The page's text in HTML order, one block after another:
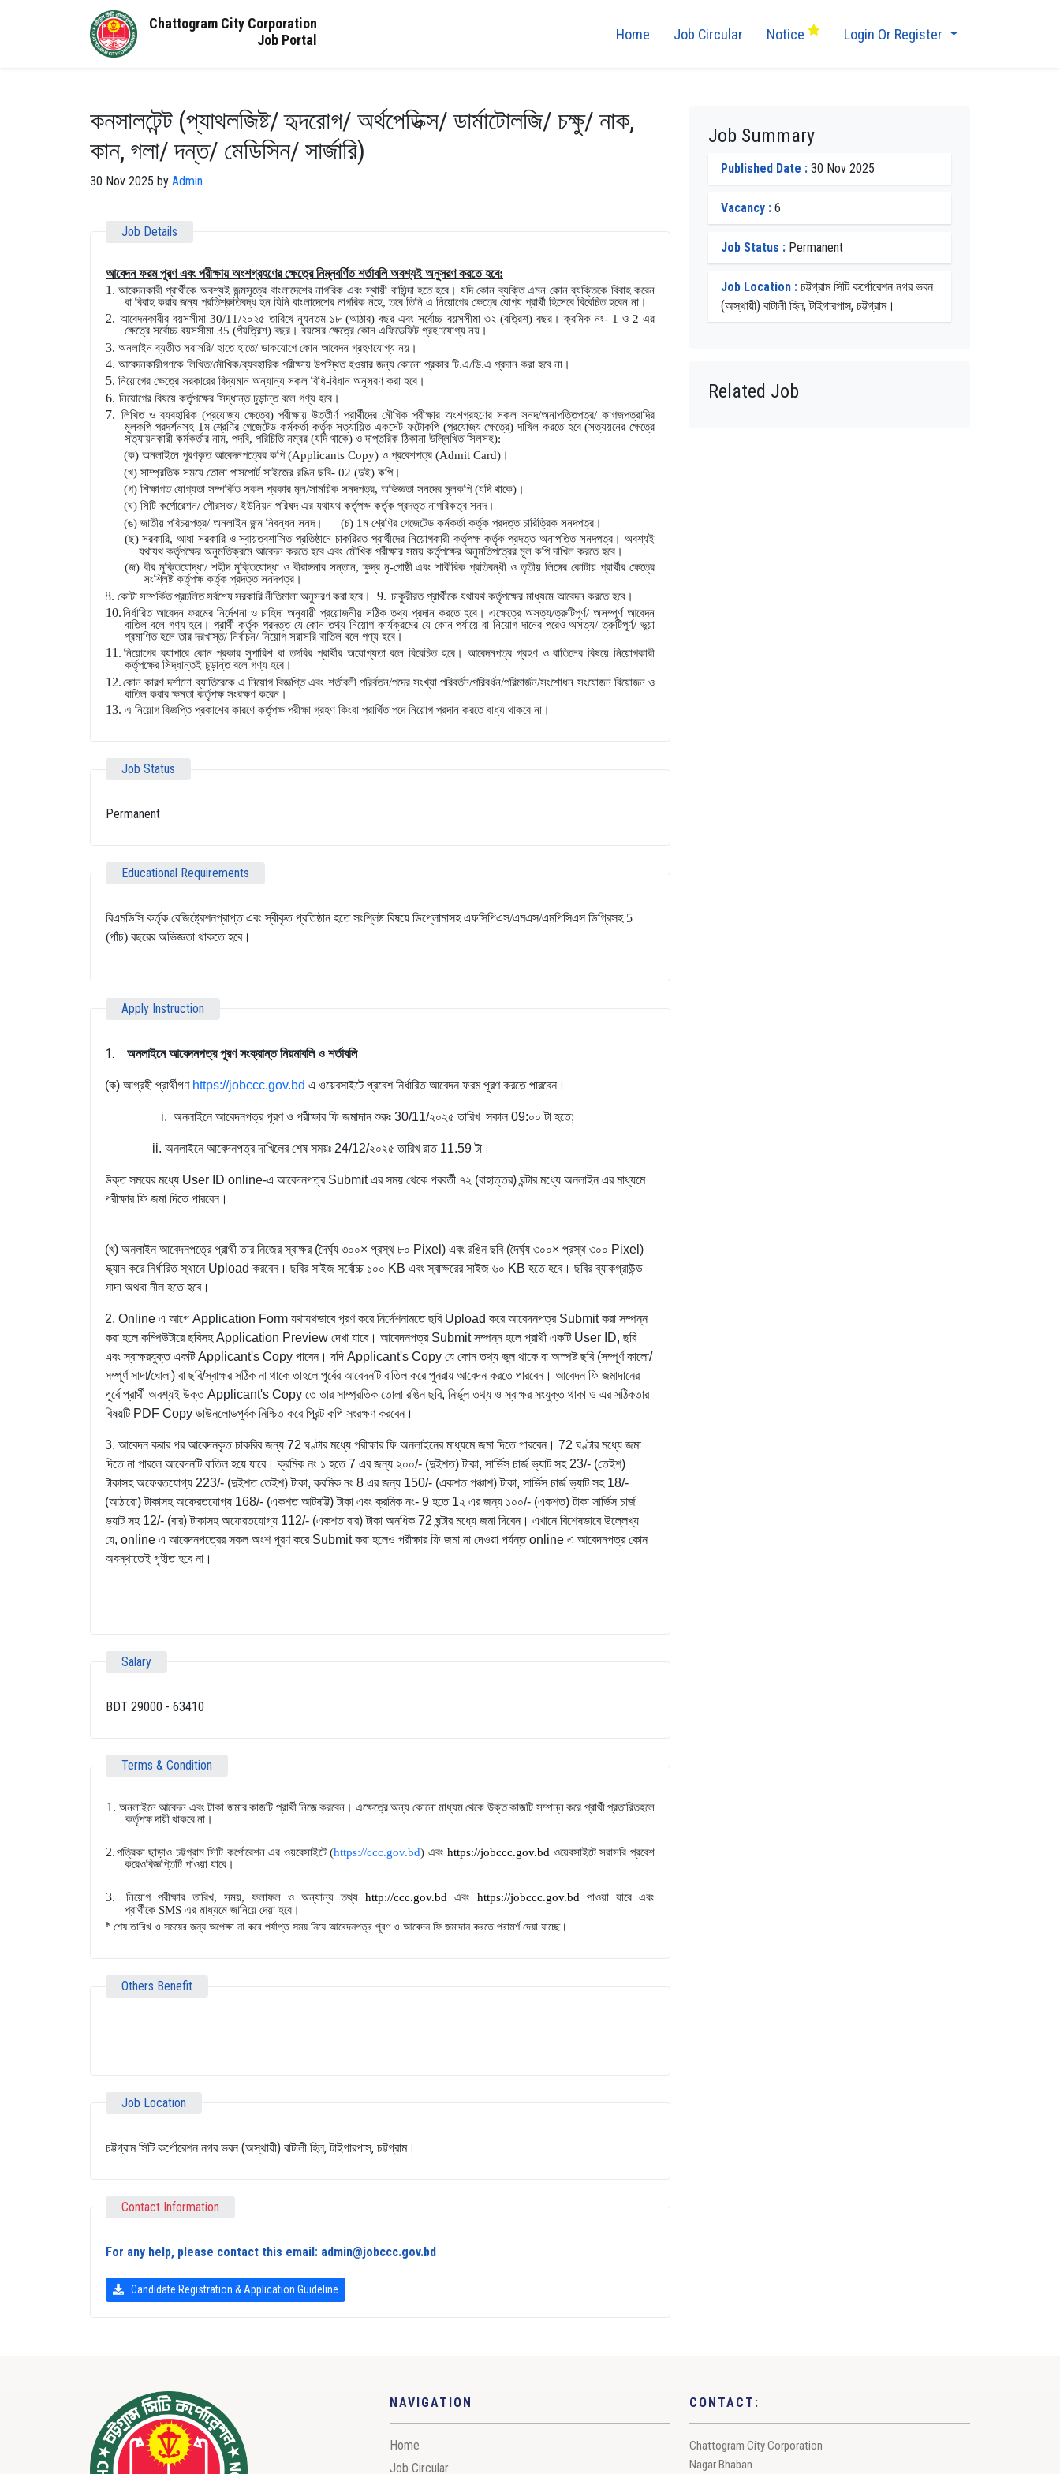
Chattogram City Corporation
Job Portal
Home Job Circular Notice Login Or Register
কনসালটেন্ট (প্যাথলজিষ্ট/ হৃদরোগ/ অর্থপেডিক্স/ ডার্মাটোলজি/ চক্ষু/ নাক,
কান, গলা/ দন্ত/ মেডিসিন/ সার্জারি)
30 Nov 2025 by Admin
Job Details
আবেদন ফরম পূরণ এবং পরীক্ষায় অংশগ্রহণের ক্ষেত্রে নিম্নবর্ণিত শর্তাবলি অবশ্যই অনুসরণ করতে হবে:
1. আবেদনকারী প্রার্থীকে অবশ্যই জন্মসূত্রে বাংলাদেশের নাগরিক এবং স্থায়ী বাসিন্দা হতে হবে। যদি কোন ব্যক্তি এমন কোন ব্যক্তিকে বিবাহ করেন
বা বিবাহ করার জন্য প্রতিশ্রুতিবদ্ধ হন যিনি বাংলাদেশের নাগরিক নহে, তবে তিনি এ নিয়োগের ক্ষেত্রে যোগ্য প্রার্থী হিসেবে বিবেচিত হবেন না।
2. আবেদনকারীর বয়সসীমা 30/11/২০২৫ তারিখে ন্যূনতম ১৮ (আঠার) বছর এবং সর্বোচ্চ বয়সসীমা ৩২ (বত্রিশ) বছর। ক্রমিক নং- 1 ও 2 এর
ক্ষেত্রে সর্বোচ্চ বয়সসীমা 35 (পঁয়ত্রিশ) বছর। বয়সের ক্ষেত্রে কোন এফিডেফিট গ্রহণযোগ্য নয়।
3. অনলাইন ব্যতীত সরাসরি/ হাতে হাতে/ ডাকযোগে কোন আবেদন গ্রহণযোগ্য নয়।
4. আবেদনকারীগণকে লিখিত/মৌখিক/ব্যবহারিক পরীক্ষায় উপস্থিত হওয়ার জন্য কোনো প্রকার টি.এ/ডি.এ প্রদান করা হবে না।
5. নিয়োগের ক্ষেত্রে সরকারের বিদ্যমান অন্যান্য সকল বিধি-বিধান অনুসরণ করা হবে।
6. নিয়োগের বিষয়ে কর্তৃপক্ষের সিদ্ধান্ত চুড়ান্ত বলে গণ্য হবে।
7. লিখিত ও ব্যবহারিক (প্রযোজ্য ক্ষেত্রে) পরীক্ষায় উত্তীর্ণ প্রার্থীদের মৌখিক পরীক্ষার অংশগ্রহণের সকল সনদ/অনাপত্তিপত্র/ কাগজপত্রাদির
মূলকপি প্রদর্শনসহ 1ম শ্রেণির গেজেটেড কর্মকর্তা কর্তৃক সত্যায়িত একসেট ফটোকপি (প্রযোজ্য ক্ষেত্রে) দাখিল করতে হবে (সত্যয়নের ক্ষেত্রে
সত্যায়নকারী কর্মকর্তার নাম, পদবি, পরিচিতি নম্বর (যদি থাকে) ও দাপ্তরিক ঠিকানা উল্লিখিত সিলসহ):
(ক) অনলাইনে পূরণকৃত আবেদনপত্রের কপি (Applicants Copy) ও প্রবেশপত্র (Admit Card)।
(খ) সাম্প্রতিক সময়ে তোলা পাসপোর্ট সাইজের রঙিন ছবি- 02 (দুই) কপি।
(গ) শিক্ষাগত যোগ্যতা সম্পর্কিত সকল প্রকার মূল/সাময়িক সনদপত্র, অভিজ্ঞতা সনদের মূলকপি (যদি থাকে)।
(ঘ) সিটি কর্পোরেশন/ পৌরসভা/ ইউনিয়ন পরিষদ এর যথাযথ কর্তৃপক্ষ কর্তৃক প্রদত্ত নাগরিকত্ব সনদ।
(ঙ) জাতীয় পরিচয়পত্র/ অনলাইন জন্ম নিবন্ধন সনদ।
(চ) 1ম শ্রেণির গেজেটেড কর্মকর্তা কর্তৃক প্রদত্ত চারিত্রিক সনদপত্র।
(ছ) সরকারি, আধা সরকারি ও স্বায়ত্বশাসিত প্রতিষ্ঠানে চাকরিরত প্রার্থীদের নিয়োগকারী কর্তৃপক্ষ কর্তৃক প্রদত্ত অনাপত্তি সনদপত্র। অবশ্যই
যথাযথ কর্তৃপক্ষের অনুমতিক্রমে আবেদন করতে হবে এবং মৌখিক পরীক্ষার সময় কর্তৃপক্ষের অনুমতিপত্রের মূল কপি দাখিল করতে হবে।
(জ) বীর মুক্তিযোদ্ধা/ শহীদ মুক্তিযোদ্ধা ও বীরাঙ্গনার সন্তান, ক্ষুদ্র নৃ-গোষ্ঠী এবং শারীরিক প্রতিবন্ধী ও তৃতীয় লিঙ্গের কোটায় প্রার্থীর ক্ষেত্রে
সংশ্লিষ্ট কর্তৃপক্ষ কর্তৃক প্রদত্ত সনদপত্র।
8. কোটা সম্পর্কিত প্রচলিত সর্বশেষ সরকারি নীতিমালা অনুসরণ করা হবে। 9. চাকুরীরত প্রার্থীকে যথাযথ কর্তৃপক্ষের মাধ্যমে আবেদন করতে হবে।
10.নির্ধারিত আবেদন ফরমের নির্দেশনা ও চাহিদা অনুযায়ী প্রয়োজনীয় সঠিক তথ্য প্রদান করতে হবে। এক্ষেত্রে অসত্য/ত্রুটিপূর্ণ/ অসম্পূর্ণ আবেদন
বাতিল বলে গণ্য হবে। প্রার্থী কর্তৃক প্রদত্ত যে কোন তথ্য নিয়োগ কার্যক্রমের যে কোন পর্যায়ে বা নিয়োগ দানের পরেও অসত্য/ ত্রুটিপূর্ণ/ ভূয়া
প্রমাণিত হলে তার দরখাস্ত/ নির্বাচন/ নিয়োগ সরাসরি বাতিল বলে গণ্য হবে।
11. নিয়োগের ব্যাপারে কোন প্রকার সুপারিশ বা তদবির প্রার্থীর অযোগ্যতা বলে বিবেচিত হবে। আবেদনপত্র গ্রহণ ও বাতিলের বিষয়ে নিয়োগকারী
কর্তৃপক্ষের সিদ্ধান্তই চূড়ান্ত বলে গণ্য হবে।
12.কোন কারণ দর্শানো ব্যাতিরেকে এ নিয়োগ বিজ্ঞপ্তি এবং শর্তাবলী পরির্বতন/পদের সংখ্যা পরিবর্তন/পরিবর্ধন/পরিমার্জন/সংশোধন সংযোজন বিয়োজন ও
বাতিল করার ক্ষমতা কর্তৃপক্ষ সংরক্ষণ করেন।
13. এ নিয়োগ বিজ্ঞপ্তি প্রকাশের কারণে কর্তৃপক্ষ পরীক্ষা গ্রহণ কিংবা প্রার্থিত পদে নিয়োগ প্রদান করতে বাধ্য থাকবে না।
Job Status
Permanent
Educational Requirements
বিএমডিসি কর্তৃক রেজিষ্ট্রেশনপ্রাপ্ত এবং স্বীকৃত প্রতিষ্ঠান হতে সংশ্লিষ্ট বিষয়ে ডিপ্লোমাসহ এফসিপিএস/এমএস/এমপিসিএস ডিগ্রিসহ 5
(পাঁচ) বছরের অভিজ্ঞতা থাকতে হবে।
Apply Instruction
1. অনলাইনে আবেদনপত্র পূরণ সংক্রান্ত নিয়মাবলি ও শর্তাবলি
(ক) আগ্রহী প্রার্থীগণ https://jobccc.gov.bd এ ওয়েবসাইটে প্রবেশ নির্ধারিত আবেদন ফরম পূরণ করতে পারবেন।
i. অনলাইনে আবেদনপত্র পূরণ ও পরীক্ষার ফি জমাদান শুরুঃ 30/11/২০২৫ তারিখ সকাল 09:০০ টা হতে;
ii. অনলাইনে আবেদনপত্র দাখিলের শেষ সময়ঃ 24/12/২০২৫ তারিখ রাত 11.59 টা।
উক্ত সময়ের মধ্যে User ID online-এ আবেদনপত্র Submit এর সময় থেকে পরবর্তী ৭২ (বাহাত্তর) ঘন্টার মধ্যে অনলাইন এর মাধ্যমে
পরীক্ষার ফি জমা দিতে পারবেন।
(খ) অনলাইন আবেদনপত্রে প্রার্থী তার নিজের স্বাক্ষর (দৈর্ঘ্য ৩০০× প্রস্থ ৮০ Pixel) এবং রঙিন ছবি (দৈর্ঘ্য ৩০০× প্রস্থ ৩০০ Pixel)
স্ক্যান করে নির্ধারিত স্থানে Upload করবেন। ছবির সাইজ সর্বোচ্চ ১০০ KB এবং স্বাক্ষরের সাইজ ৬০ KB হতে হবে। ছবির ব্যাকগ্রাউন্ড
সাদা অথবা নীল হতে হবে।
2. Online এ আগে Application Form যথাযথভাবে পূরণ করে নির্দেশনামতে ছবি Upload করে আবেদনপত্র Submit করা সম্পন্ন
করা হলে কম্পিউটারে ছবিসহ Application Preview দেখা যাবে। আবেদনপত্র Submit সম্পন্ন হলে প্রার্থী একটি User ID, ছবি
এবং স্বাক্ষরযুক্ত একটি Applicant's Copy পাবেন। যদি Applicant's Copy যে কোন তথ্য ভুল থাকে বা অস্পষ্ট ছবি (সম্পূর্ণ কালো/
সম্পূর্ণ সাদা/ঘোলা) বা ছবি/স্বাক্ষর সঠিক না থাকে তাহলে পূর্বের আবেদনটি বাতিল করে পুনরায় আবেদন করতে পারবেন। আবেদন ফি জমাদানের
পূর্বে প্রার্থী অবশ্যই উক্ত Applicant's Copy তে তার সাম্প্রতিক তোলা রঙিন ছবি, নির্ভুল তথ্য ও স্বাক্ষর সংযুক্ত থাকা ও এর সঠিকতার
বিষয়টি PDF Copy ডাউনলোডপূর্বক নিশ্চিত করে প্রিন্ট কপি সংরক্ষণ করবেন।
3. আবেদন করার পর আবেদনকৃত চাকরির জন্য 72 ঘণ্টার মধ্যে পরীক্ষার ফি অনলাইনের মাধ্যমে জমা দিতে পারবেন। 72 ঘণ্টার মধ্যে জমা
দিতে না পারলে আবেদনটি বাতিল হয়ে যাবে। ক্রমিক নং ১ হতে 7 এর জন্য ২০০/- (দুইশত) টাকা, সার্ভিস চার্জ ভ্যাট সহ 23/- (তেইশ)
টাকাসহ অফেরতযোগ্য 223/- (দুইশত তেইশ) টাকা, ক্রমিক নং 8 এর জন্য 150/- (একশত পঞ্চাশ) টাকা, সার্ভিস চার্জ ভ্যাট সহ 18/-
(আঠারো) টাকাসহ অফেরতযোগ্য 168/- (একশত আটষট্টি) টাকা এবং ক্রমিক নং- 9 হতে 1২ এর জন্য ১০০/- (একশত) টাকা সার্ভিস চার্জ
ভ্যাট সহ 12/- (বার) টাকাসহ অফেরতযোগ্য 112/- (একশত বার) টাকা অনধিক 72 ঘন্টার মধ্যে জমা দিবেন। এখানে বিশেষভাবে উল্লেখ্য
যে, online এ আবেদনপত্রের সকল অংশ পুরণ করে Submit করা হলেও পরীক্ষার ফি জমা না দেওয়া পর্যন্ত online এ আবেদনপত্র কোন
অবস্থাতেই গৃহীত হবে না।
Salary
BDT 29000 - 63410
Terms & Condition
1. অনলাইনে আবেদন এবং টাকা জমার কাজটি প্রার্থী নিজে করবেন। এক্ষেত্রে অন্য কোনো মাধ্যম থেকে উক্ত কাজটি সম্পন্ন করে প্রার্থী প্রতারিতহলে
কর্তৃপক্ষ দায়ী থাকবে না।
2.পত্রিকা ছাড়াও চট্টগ্রাম সিটি কর্পোরেশন এর ওয়বেসাইটে (https://ccc.gov.bd) এবং https://jobccc.gov.bd ওয়েবসাইটে সরাসরি প্রবেশ
করেওবিজ্ঞপ্তিটি পাওয়া যাবে।
3. নিয়োগ পরীক্ষার তারিখ, সময়, ফলাফল ও অন্যান্য তথ্য http://ccc.gov.bd এবং https://jobccc.gov.bd পাওয়া যাবে এবং
প্রার্থীকে SMS এর মাধ্যমে জানিয়ে দেয়া হবে।
* শেষ তারিখ ও সময়ের জন্য অপেক্ষা না করে পর্যাপ্ত সময় নিয়ে আবেদনপত্র পূরণ ও আবেদন ফি জমাদান করতে পরামর্শ দেয়া যাচ্ছে।
Others Benefit
Job Location
চট্টগ্রাম সিটি কর্পোরেশন নগর ভবন (অস্থায়ী) বাটালী হিল, টাইগারপাস, চট্টগ্রাম।
Contact Information
For any help, please contact this email: admin@jobccc.gov.bd
Candidate Registration & Application Guideline
Job Summary
Published Date : 30 Nov 2025
Vacancy : 6
Job Status : Permanent
Job Location : চট্টগ্রাম সিটি কর্পোরেশন নগর ভবন
(অস্থায়ী) বাটালী হিল, টাইগারপাস, চট্টগ্রাম।
Related Job
NAVIGATION
Home
Job Circular
CONTACT:
Chattogram City Corporation
Nagar Bhaban